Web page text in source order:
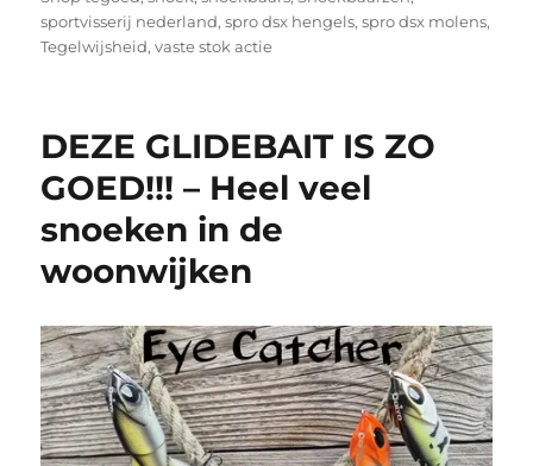
sportvisserij nederland,spro dsx hengels,spro dsx molens,
Tegelwijsheid,vaste stok actie
DEZE GLIDEBAIT IS ZO
GOED!!! – Heel veel
snoeken in de
woonwijken